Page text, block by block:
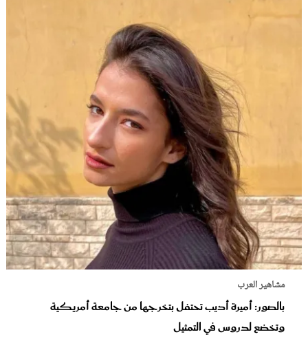
مشاهير العرب
بالصور: أميرة أديب تحتفل بتخرجها من جامعة أمريكية
وتخضع لدروس في التمثيل